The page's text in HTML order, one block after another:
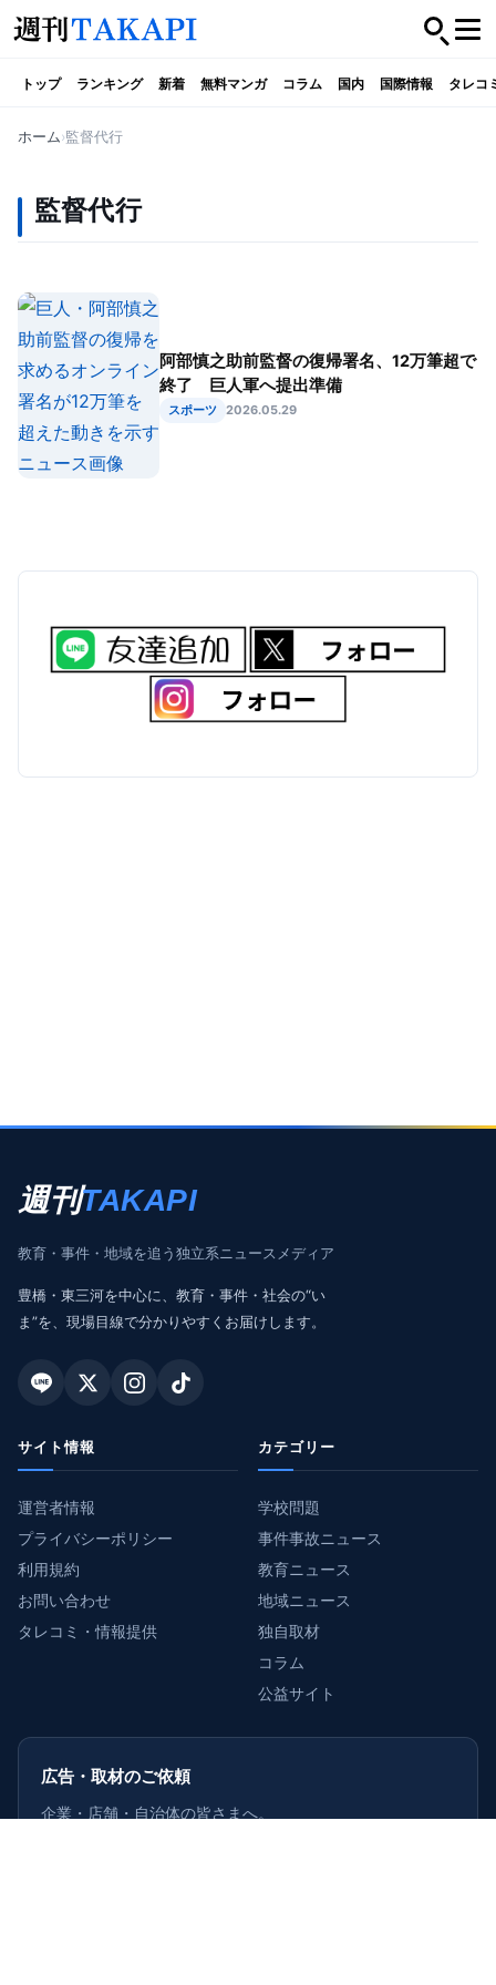
トップ ランキング 新着 無料マンガ コラム 国内 国際情報 タレコ
ホーム 監督代行
監督代行
阿部慎之助前監督の復帰署名、12万筆超で
終了 巨人軍へ提出準備
スポーツ 2026.05.29
週刊TAKAPI
教育・事件・地域を追う独立系ニュースメディア
豊橋・東三河を中心に、教育・事件・社会の“い
ま”を、現場目線で分かりやすくお届けします。
サイト情報
運営者情報
プライバシーポリシー
利用規約
お問い合わせ
タレコミ・情報提供
カテゴリー
学校問題
事件事故ニュース
教育ニュース
地域ニュース
独自取材
コラム
公益サイト
広告・取材のご依頼
企業・店舗・自治体の皆さまへ。